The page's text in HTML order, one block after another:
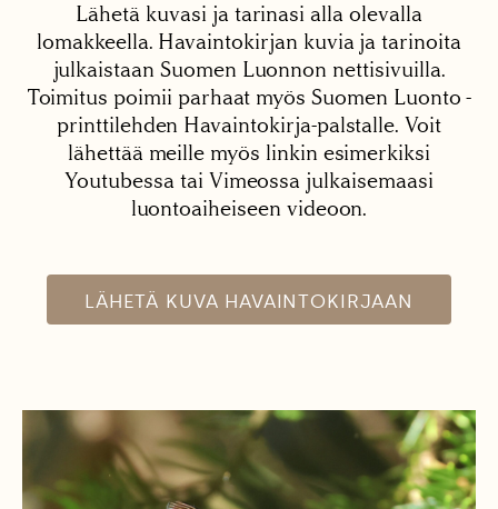
Lähetä kuvasi ja tarinasi alla olevalla
lomakkeella. Havaintokirjan kuvia ja tarinoita
julkaistaan Suomen Luonnon nettisivuilla.
Toimitus poimii parhaat myös Suomen Luonto -
printtilehden Havaintokirja-palstalle. Voit
lähettää meille myös linkin esimerkiksi
Youtubessa tai Vimeossa julkaisemaasi
luontoaiheiseen videoon.
LÄHETÄ KUVA HAVAINTOKIRJAAN